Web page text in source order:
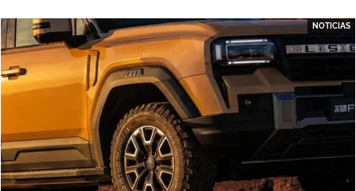
NOTICIAS